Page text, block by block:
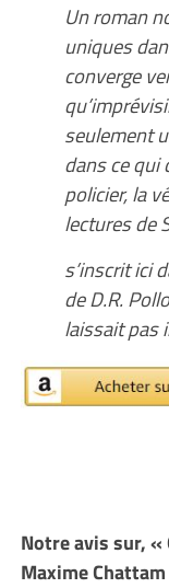
Un roman
uniques
converge
seulement
dans ce qui
policier, la
lectures de
s’inscrit ici
de D.R.
laissait pas
Notre avis sur, «
Maxime